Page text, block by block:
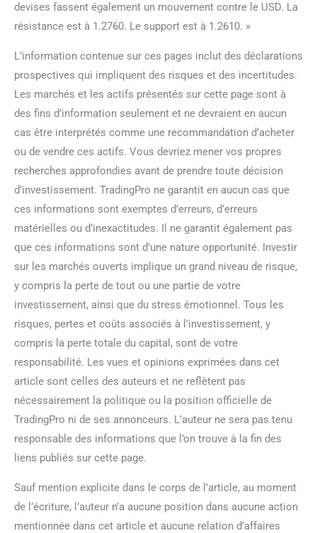
devises fassent également un mouvement contre le USD. La
résistance est à 1.2760. Le support est à 1.2610. »
L’information contenue sur ces pages inclut des déclarations
prospectives qui impliquent des risques et des incertitudes.
Les marchés et les actifs présentés sur cette page sont à
des fins d’information seulement et ne devraient en aucun
cas être interprétés comme une recommandation d’acheter
ou de vendre ces actifs. Vous devriez mener vos propres
recherches approfondies avant de prendre toute décision
d’investissement. TradingPro ne garantit en aucun cas que
ces informations sont exemptes d’erreurs, d’erreurs
matérielles ou d’inexactitudes. Il ne garantit également pas
que ces informations sont d’une nature opportunité. Investir
sur les marchés ouverts implique un grand niveau de risque,
y compris la perte de tout ou une partie de votre
investissement, ainsi que du stress émotionnel. Tous les
risques, pertes et coûts associés à l’investissement, y
compris la perte totale du capital, sont de votre
responsabilité. Les vues et opinions exprimées dans cet
article sont celles des auteurs et ne reflètent pas
nécessairement la politique ou la position officielle de
TradingPro ni de ses annonceurs. L’auteur ne sera pas tenu
responsable des informations que l’on trouve à la fin des
liens publiés sur cette page.
Sauf mention explicite dans le corps de l’article, au moment
de l’écriture, l’auteur n’a aucune position dans aucune action
mentionnée dans cet article et aucune relation d’affaires